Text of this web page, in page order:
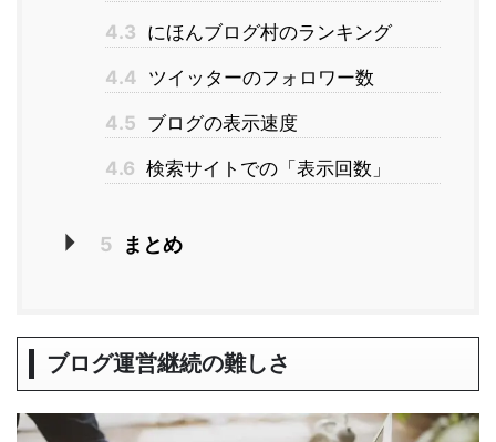
4.3 にほんブログ村のランキング
4.4 ツイッターのフォロワー数
4.5 ブログの表示速度
4.6 検索サイトでの「表示回数」
5 まとめ
ブログ運営継続の難しさ